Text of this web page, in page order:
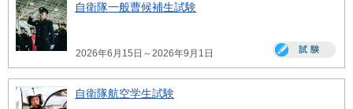
自衛隊一般曹候補生試験
2026年6月15日～2026年9月1日
自衛隊航空学生試験